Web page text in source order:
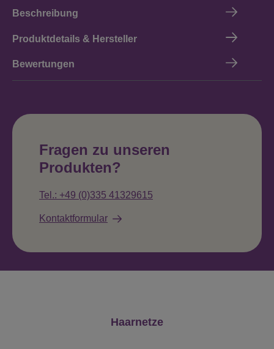
Beschreibung
Produktdetails & Hersteller
Bewertungen
Fragen zu unseren
Produkten?
Tel.: +49 (0)335 41329615
Kontaktformular
Produktgalerie überspringen
Haarnetze